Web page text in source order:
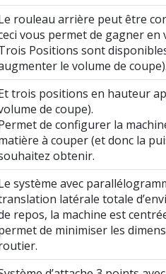
rouleau arrière peut être
vous permet de gagner
Positions sont
le volume de coupe).
trois positions en hauteur
de coupe).
de configurer la
à couper (et donc la
obtenir.
système avec
latérale totale
repos, la machine est
de minimiser les